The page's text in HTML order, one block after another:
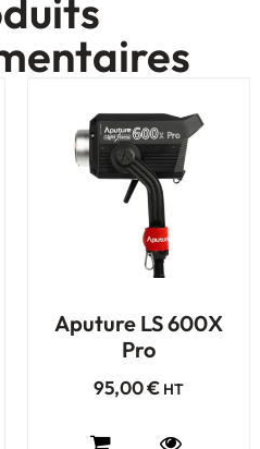
Aputure LS 600X
Pro
95,00€ HT